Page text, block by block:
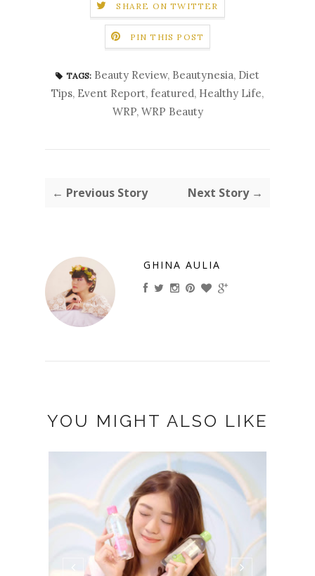
SHARE ON TWITTER
PIN THIS POST
TAGS: Beauty Review, Beautynesia, Diet
Tips, Event Report, featured, Healthy Life,
WRP, WRP Beauty
← Previous Story Next Story →
GHINA AULIA
YOU MIGHT ALSO LIKE